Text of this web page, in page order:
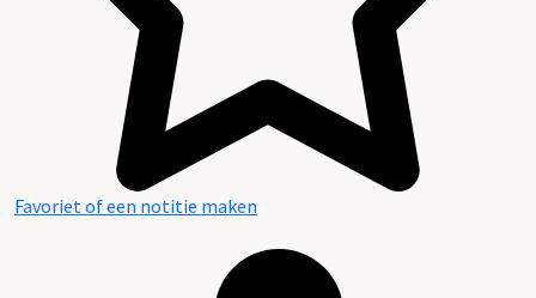
Favoriet of een notitie maken